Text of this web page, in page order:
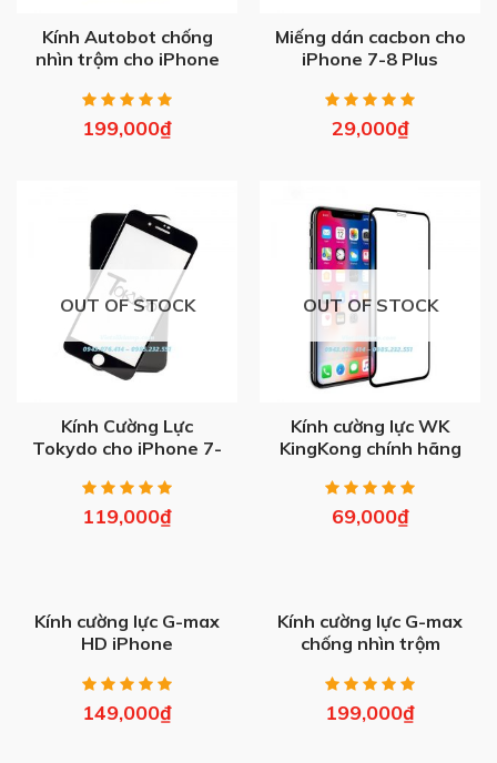
Kính Autobot chống
nhìn trộm cho iPhone
199,000₫
Miếng dán cacbon cho
iPhone 7-8 Plus
29,000₫
OUT OF STOCK
Kính Cường Lực
Tokydo cho iPhone 7-
119,000₫
OUT OF STOCK
Kính cường lực WK
KingKong chính hãng
69,000₫
Kính cường lực G-max
HD iPhone
149,000₫
Kính cường lực G-max
chống nhìn trộm
199,000₫